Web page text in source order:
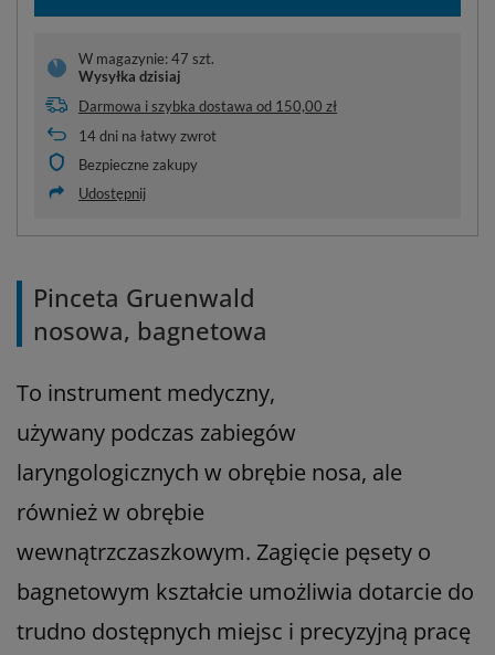
W magazynie: 47 szt.
Wysyłka dzisiaj
Darmowa i szybka dostawa od 150,00 zł
14dni na łatwy zwrot
Bezpieczne zakupy
Udostępnij
Pinceta Gruenwald
nosowa, bagnetowa
To instrument medyczny,
używany podczas zabiegów
laryngologicznych w obrębie nosa, ale
również w obrębie
wewnątrzczaszkowym. Zagięcie pęsety o
bagnetowym kształcie umożliwia dotarcie do
trudno dostępnych miejsc i precyzyjną pracę